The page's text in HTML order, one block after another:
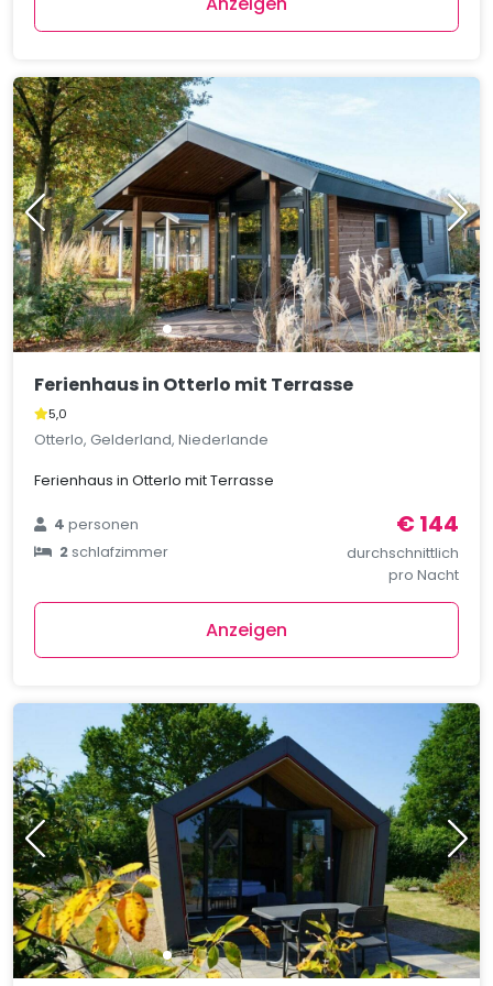
Ferienhaus in Otterlo mit Terrasse
5,0
Otterlo, Gelderland, Niederlande
Ferienhaus in Otterlo mit Terrasse
4personen
2schlafzimmer
€ 144
durchschnittlich
pro Nacht
Anzeigen